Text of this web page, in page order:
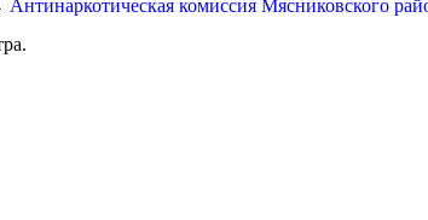
Антинаркотическая комиссия Мясниковского